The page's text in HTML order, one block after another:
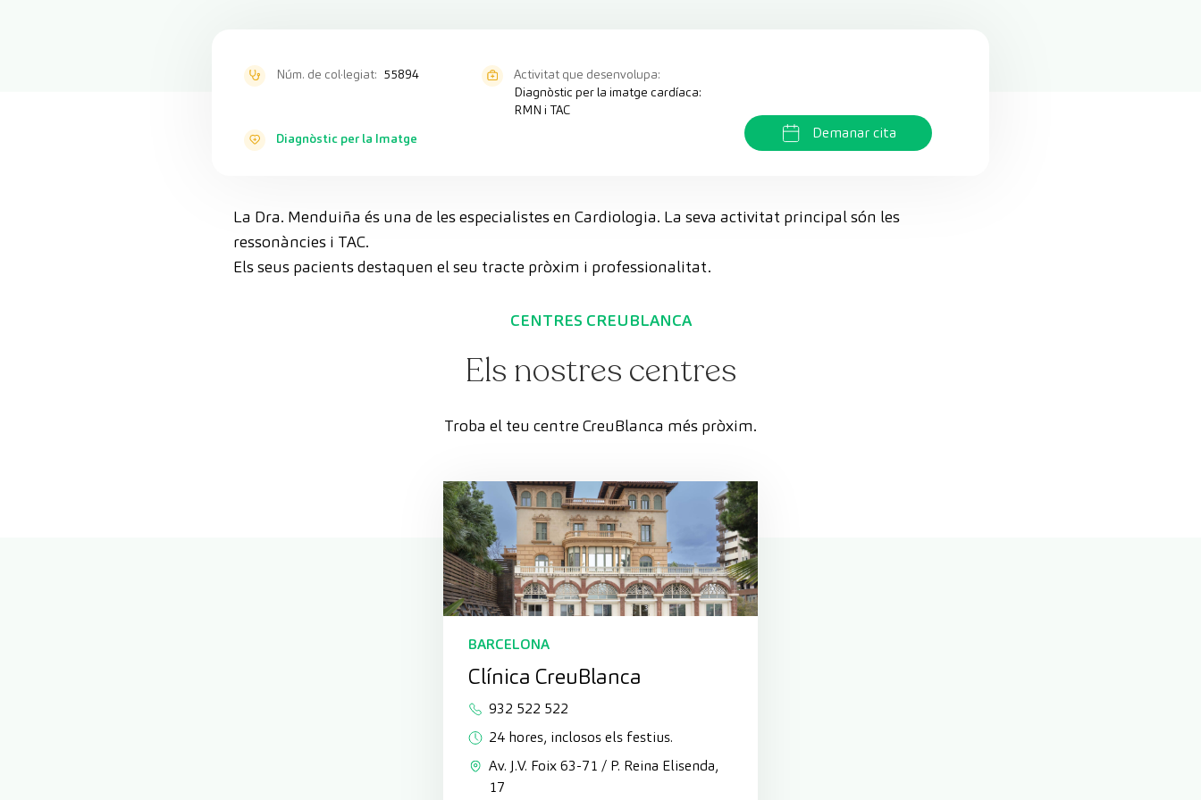
Núm. de col·legiat: 55894
Activitat que desenvolupa:
Diagnòstic per la imatge cardíaca:
RMN i TAC
Diagnòstic per la Imatge
Demanar cita
La Dra. Menduiña és una de les especialistes en Cardiologia. La seva activitat principal són les
ressonàncies i TAC.
Els seus pacients destaquen el seu tracte pròxim i professionalitat.
CENTRES CREUBLANCA
Els nostres centres
Troba el teu centre CreuBlanca més pròxim.
BARCELONA
Clínica CreuBlanca
932 522 522
24 hores, inclosos els festius.
Av. J.V. Foix 63-71 / P. Reina Elisenda,
17